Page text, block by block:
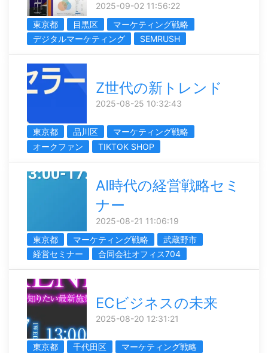
2025-09-02 11:56:22
東京都
目黒区
マーケティング戦略
デジタルマーケティング
SEMRUSH
Z世代の新トレンド
2025-08-25 10:32:43
東京都 品川区
マーケティング戦略
オークファン
TIKTOK SHOP
AI時代の経営戦略セミ
ナー
2025-08-21 11:06:19
東京都
マーケティング戦略
武蔵野市
経営セミナー
合同会社オフィス704
ECビジネスの未来
2025-08-20 12:31:21
東京都 千代田区
マーケティング戦略